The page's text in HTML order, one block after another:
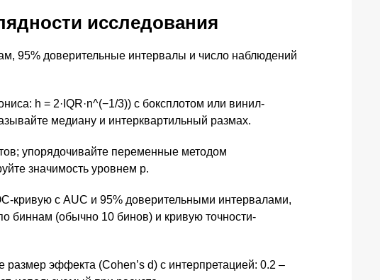
исследования
95% доверительные интервалы и число наблюдений
h = 2·IQR·n^(−1/3)) с боксплотом или винил-
медиану и интерквартильный размах.
упорядочивайте переменные методом
значимость уровнем p.
кривую с AUC и 95% доверительными интервалами,
биннам (обычно 10 бинов) и кривую точности-
эффекта (Cohen’s d) с интерпретацией: 0.2 –